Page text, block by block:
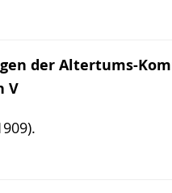
der Altertums-
V